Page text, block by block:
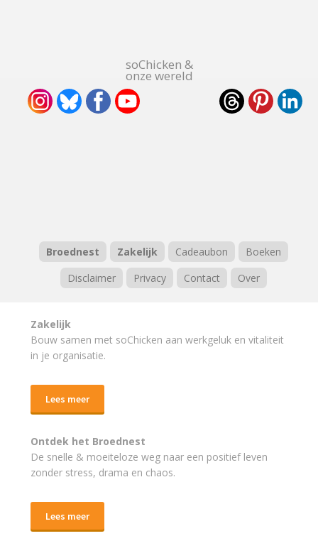
soChicken &
onze wereld
Broednest Zakelijk Cadeaubon
Boeken
Disclaimer
Privacy Contact Over
Zakelijk
Bouw samen met soChicken aan werkgeluk en vitaliteit
in je organisatie.
Lees meer
Ontdek het Broednest
De snelle & moeiteloze weg naar een positief leven
zonder stress, drama en chaos.
Lees meer